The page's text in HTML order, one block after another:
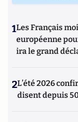
1Les Français
européenne
ira le grand
2L’été 2026
disent depuis